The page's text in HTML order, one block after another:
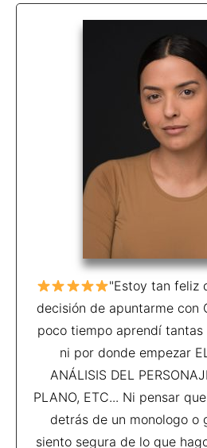
"Estoy tan feliz
decisión de apuntarme con
poco tiempo aprendí
ni por donde empezar
ANÁLISIS DEL
PLANO, ETC... Ni pensar
detrás de un monologo o
siento segura de lo que